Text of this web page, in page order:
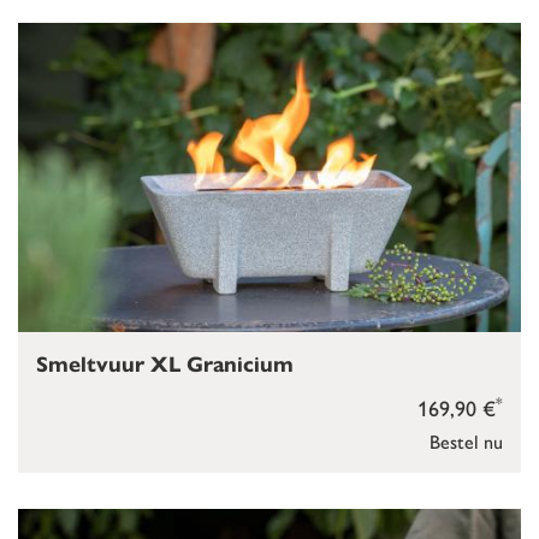
Bestel nu
169,90 €*
Smeltvuur XL Granicium